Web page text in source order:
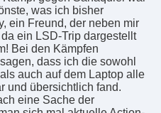
was ich bisher
ein Freund, der neben mir
ein LSD-Trip dargestellt
Bei den Kämpfen
dass ich die sowohl
auch auf dem Laptop alle
und übersichtlich fand.
eine Sache der